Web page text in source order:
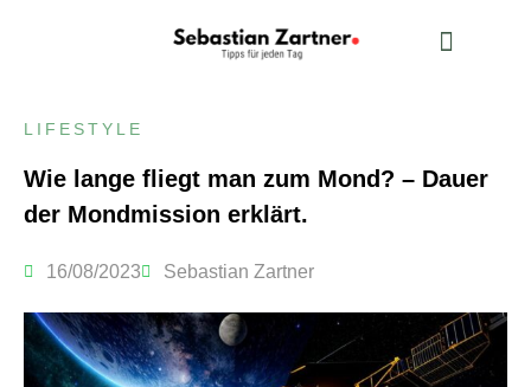
LIFESTYLE
Wie lange fliegt man zum Mond? – Dauer
der Mondmission erklärt.
16/08/2023 Sebastian Zartner